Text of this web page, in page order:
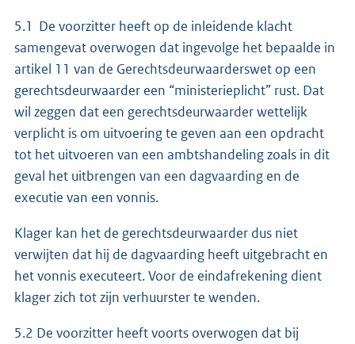
5.1 De voorzitter heeft op de inleidende klacht
samengevat overwogen dat ingevolge het bepaalde in
artikel 11 van de Gerechtsdeurwaarderswet op een
gerechtsdeurwaarder een “ministerieplicht” rust. Dat
wil zeggen dat een gerechtsdeurwaarder wettelijk
verplicht is om uitvoering te geven aan een opdracht
tot het uitvoeren van een ambtshandeling zoals in dit
geval het uitbrengen van een dagvaarding en de
executie van een vonnis.
Klager kan het de gerechtsdeurwaarder dus niet
verwijten dat hij de dagvaarding heeft uitgebracht en
het vonnis executeert. Voor de eindafrekening dient
klager zich tot zijn verhuurster te wenden.
5.2 De voorzitter heeft voorts overwogen dat bij